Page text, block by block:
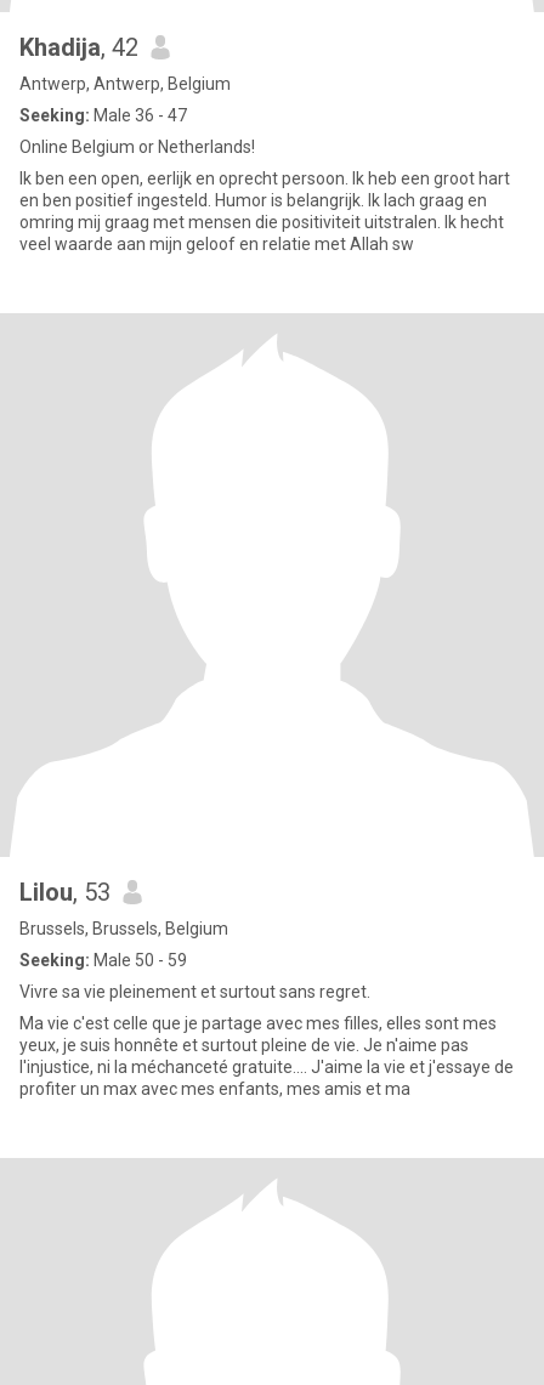
Khadija, 42
Antwerp, Antwerp, Belgium
Seeking: Male 36 - 47
Online Belgium or Netherlands!
Ik ben een open, eerlijk en oprecht persoon. Ik heb een groot hart
en ben positief ingesteld. Humor is belangrijk. Ik lach graag en
omring mij graag met mensen die positiviteit uitstralen. Ik hecht
veel waarde aan mijn geloof en relatie met Allah sw
Lilou, 53
Brussels, Brussels, Belgium
Seeking: Male 50 - 59
Vivre sa vie pleinement et surtout sans regret.
Ma vie c'est celle que je partage avec mes filles, elles sont mes
yeux, je suis honnête et surtout pleine de vie. Je n'aime pas
l'injustice, ni la méchanceté gratuite.... J'aime la vie et j'essaye de
profiter un max avec mes enfants, mes amis et ma